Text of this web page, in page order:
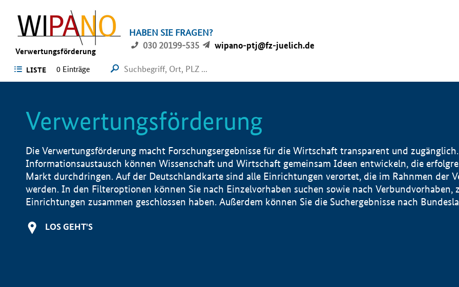
Verwertungsförderung
HABEN SIE FRAGEN?
030 20199-535
wipano-ptj@fz-juelich.de
LISTE 0 Einträge
Verwertungsförderung
Die Verwertungsförderung macht Forschungsergebnisse für die Wirtschaft transparent und
Informationsaustausch können Wissenschaft und Wirtschaft gemeinsam Ideen entwickeln, die
Markt durchdringen. Auf der Deutschlandkarte sind alle Einrichtungen verortet, die im Rahnmen der
werden. In den Filteroptionen können Sie nach Einzelvorhaben suchen sowie nach Verbundvorhaben,
Einrichtungen zusammen geschlossen haben. Außerdem können Sie die Suchergebnisse nach
LOS GEHT'S